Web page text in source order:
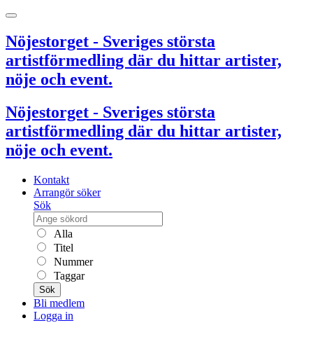
Nöjestorget - Sveriges största
artistförmedling där du hittar artister,
nöje och event.
Nöjestorget - Sveriges största
artistförmedling där du hittar artister,
nöje och event.
Kontakt
Arrangör söker
Sök
Alla
Titel
Nummer
Taggar
Sök
Bli medlem
Logga in